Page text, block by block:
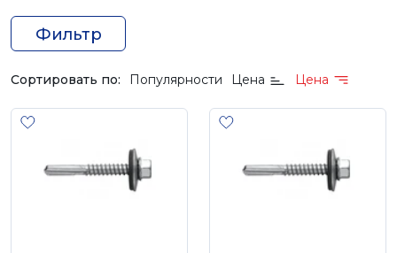
Фильтр
Сортировать по: Популярности Цена Цена